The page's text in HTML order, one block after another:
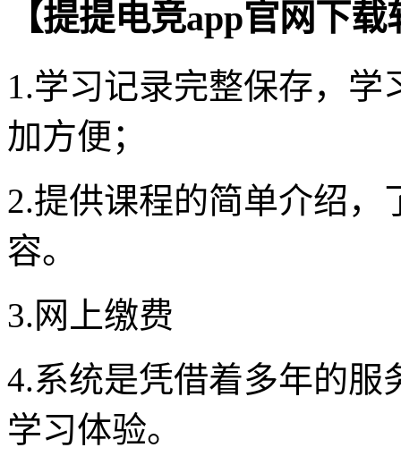
【提提电竞app官网下
1.学习记录完整保存，
加方便；
2.提供课程的简单介绍
容。
3.网上缴费
4.系统是凭借着多年的服
学习体验。